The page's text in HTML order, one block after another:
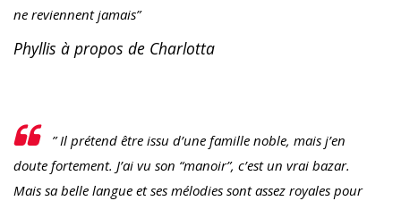
ne reviennent jamais”
Phyllis à propos de Charlotta
” Il prétend être issu d’une famille noble, mais j’en
doute fortement. J’ai vu son “manoir”, c’est un vrai bazar.
Mais sa belle langue et ses mélodies sont assez royales pour